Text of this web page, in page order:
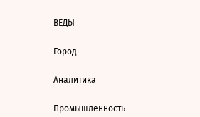
ВЕДЫ
Город
Аналитика
Промышленность